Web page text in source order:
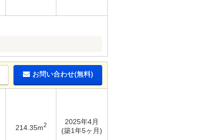
お問い合わせ(無料)
214.35m2
2025年4月
(築1年5ヶ月)